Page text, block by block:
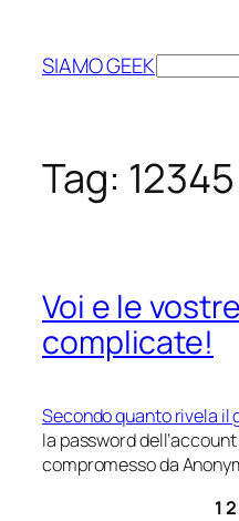
contenuto
SIAMO GEEKCerca
Tag: 12345
Voi e le
complicate!
Secondo quanto rivela il
la password
compromesso da
1